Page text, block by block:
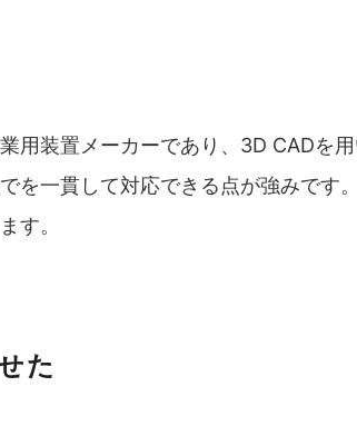
用装置メーカーであり、3D CADを
を一貫して対応できる点が強みです
す。
た